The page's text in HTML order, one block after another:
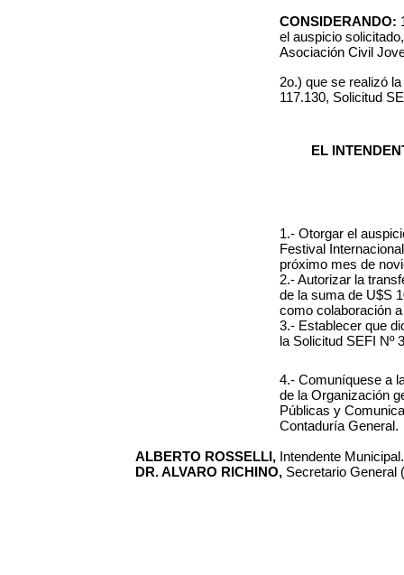
CONSIDERANDO:
el auspicio
Asociación Civil
2o.) que se realizó
117.130, Solicitud
EL
1.- Otorgar el
Festival
próximo mes de
2.- Autorizar la
de la suma de U$S
como colaboración
3.- Establecer que
la Solicitud SEFI Nº
4.- Comuníquese a
de la Organización
Públicas y
Contaduría General.
ALBERTO ROSSELLI, Intendente
DR. ALVARO RICHINO, Secretario General